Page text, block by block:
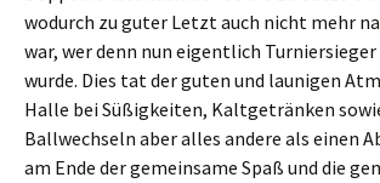
wodurch zu guter Letzt auch nicht mehr
war, wer denn nun eigentlich
wurde. Dies tat der guten und launigen
Halle bei Süßigkeiten, Kaltgetränken
Ballwechseln aber alles andere als einen
am Ende der gemeinsame Spaß und die